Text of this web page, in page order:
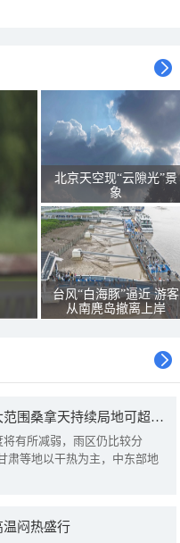
北京天空现“云隙光”景
象
台风“白海豚”逼近 游客
从南麂岛撤离上岸
我国降雨强度进一步减弱 中东部大范围桑拿天持续局地可超38℃
有所减弱，雨区仍比较分
肃等地以干热为主，中东部地
闷热盛行